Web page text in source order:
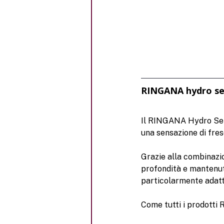
RINGANA hydro
Il RINGANA Hydro
una sensazione di
Grazie alla
profondità e
particolarmente
Come tutti i prodotti